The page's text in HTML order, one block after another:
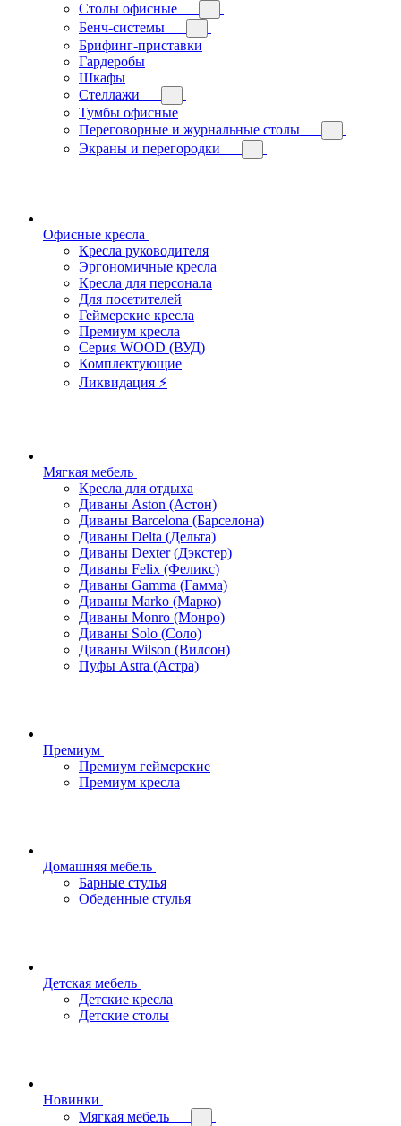
Cтолы офисные
Бенч-системы
Брифинг-приставки
Гардеробы
Шкафы
Стеллажи
Тумбы офисные
Переговорные и журнальные столы
Экраны и перегородки
Офисные кресла
Кресла руководителя
Эргономичные кресла
Кресла для персонала
Для посетителей
Геймерские кресла
Премиум кресла
Серия WOOD (ВУД)
Комплектующие
Ликвидация ⚡
Мягкая мебель
Кресла для отдыха
Диваны Aston (Астон)
Диваны Barcelona (Барселона)
Диваны Delta (Дельта)
Диваны Dexter (Дэкстер)
Диваны Felix (Феликс)
Диваны Gamma (Гамма)
Диваны Marko (Марко)
Диваны Monro (Монро)
Диваны Solo (Соло)
Диваны Wilson (Вилсон)
Пуфы Astra (Астра)
Премиум
Премиум геймерские
Премиум кресла
Домашняя мебель
Барные стулья
Обеденные стулья
Детская мебель
Детские кресла
Детские столы
Новинки
Мягкая мебель